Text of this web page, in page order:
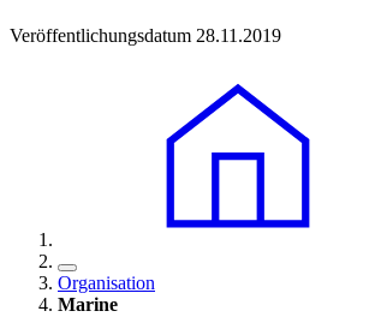
Veröffentlichungsdatum 28.11.2019
Organisation
Marine